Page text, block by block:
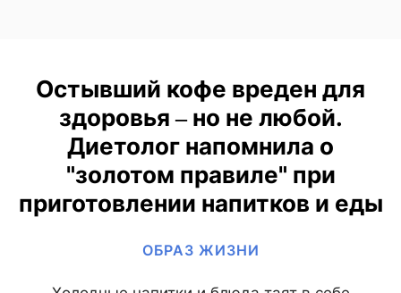
Остывший кофе вреден для
здоровья ‒ но не любой.
Диетолог напомнила о
"золотом правиле" при
приготовлении напитков и еды
ОБРАЗ ЖИЗНИ